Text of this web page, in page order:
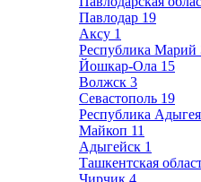
Павлодар 19
Аксу 1
Республика Марий
Йошкар-Ола 15
Волжск 3
Севастополь 19
Республика Адыгея
Майкоп 11
Адыгейск 1
Ташкентская
Чирчик 4